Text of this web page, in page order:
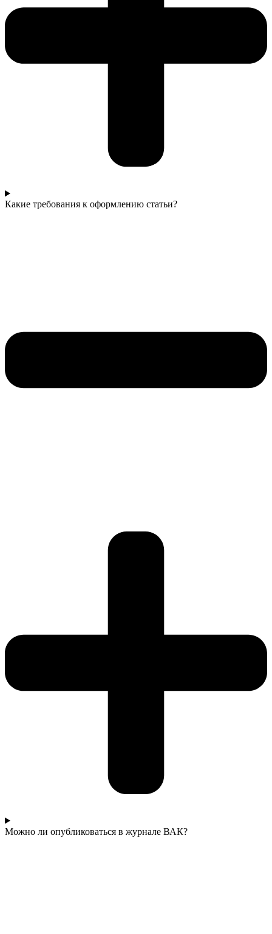
Какие требования к оформлению статьи?
Можно ли опубликоваться в журнале ВАК?